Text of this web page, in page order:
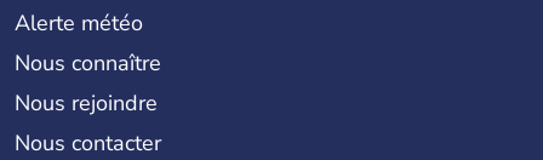
Alerte météo
Nous connaître
Nous rejoindre
Nous contacter